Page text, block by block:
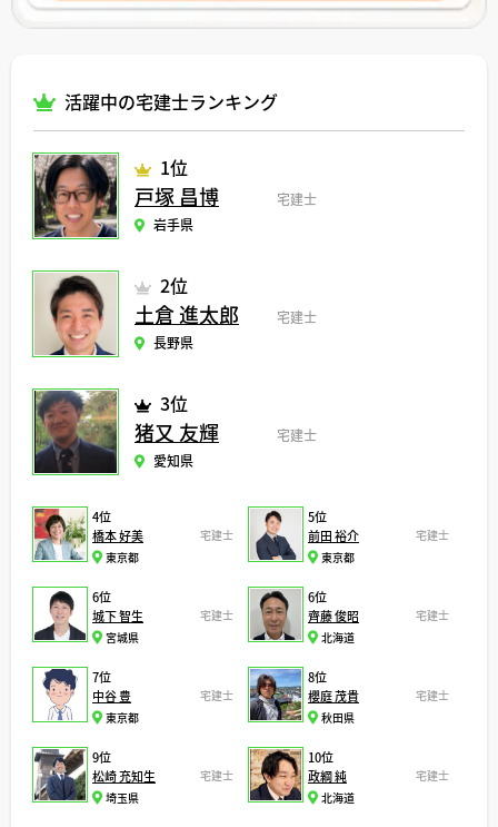
活躍中の宅建士ランキング
1位
戸塚 昌博
宅建士
岩手県
2位
土倉 進太郎
宅建士
長野県
3位
猪又 友輝
宅建士
愛知県
4位
橋本 好美
宅建士
東京都
5位
前田 裕介
宅建士
東京都
6位
城下 智生
宅建士
宮城県
6位
齊藤 俊昭
宅建士
北海道
7位
中谷 豊
宅建士
東京都
8位
櫻庭 茂貴
宅建士
秋田県
9位
松崎 充知生
宅建士
埼玉県
10位
政綱 純
宅建士
北海道